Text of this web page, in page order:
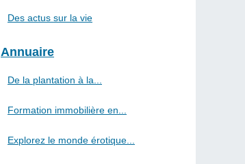
Des actus sur la vie
Annuaire
De la plantation à la...
Formation immobilière en...
Explorez le monde érotique...